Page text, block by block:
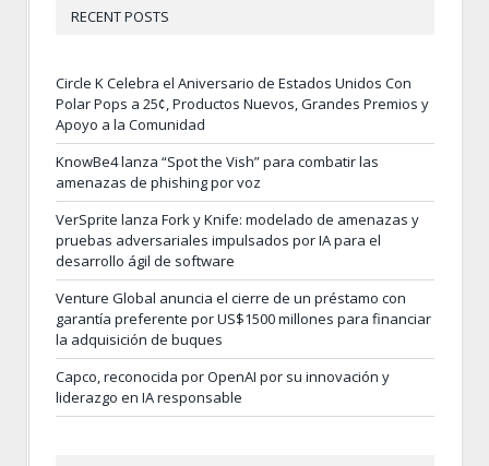
RECENT POSTS
Circle K Celebra el Aniversario de Estados Unidos Con
Polar Pops a 25¢, Productos Nuevos, Grandes Premios y
Apoyo a la Comunidad
KnowBe4 lanza “Spot the Vish” para combatir las
amenazas de phishing por voz
VerSprite lanza Fork y Knife: modelado de amenazas y
pruebas adversariales impulsados por IA para el
desarrollo ágil de software
Venture Global anuncia el cierre de un préstamo con
garantía preferente por US$1500 millones para financiar
la adquisición de buques
Capco, reconocida por OpenAI por su innovación y
liderazgo en IA responsable